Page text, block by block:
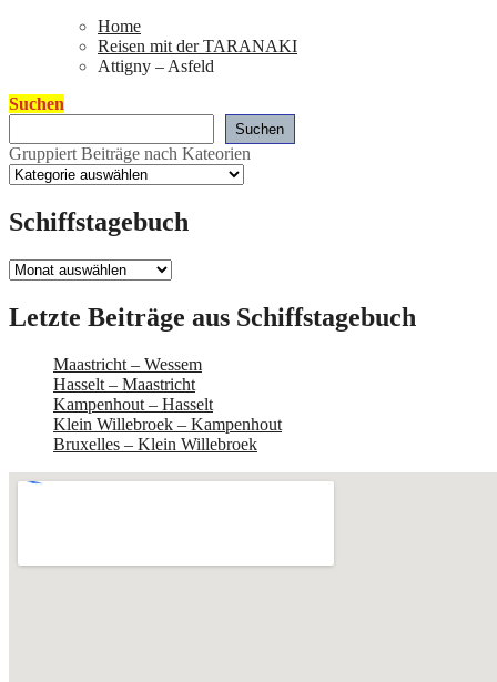
Home
Reisen mit der TARANAKI
Attigny – Asfeld
Suchen
Suchen
Gruppiert Beiträge nach Kateorien
Schiffstagebuch
Schiffstagebuch
Letzte Beiträge aus Schiffstagebuch
Maastricht – Wessem
Hasselt – Maastricht
Kampenhout – Hasselt
Klein Willebroek – Kampenhout
Bruxelles – Klein Willebroek